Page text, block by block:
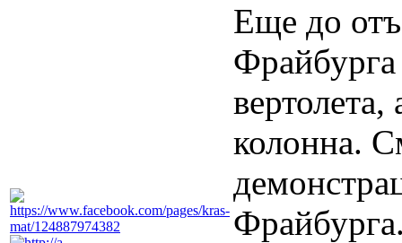
Еще до
Фрайбурга
колонна.